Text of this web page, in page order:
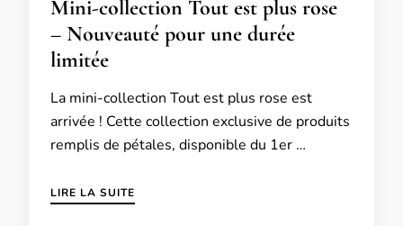
Mini-collection Tout est plus rose
– Nouveauté pour une durée
limitée
La mini-collection Tout est plus rose est
arrivée ! Cette collection exclusive de produits
remplis de pétales, disponible du 1er …
LIRE LA SUITE